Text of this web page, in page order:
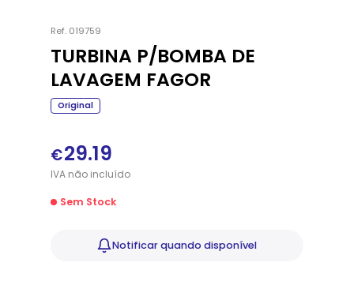
Ref. 019759
TURBINA P/BOMBA DE
LAVAGEM FAGOR
Original
€29.19
IVAnãoincluído
Sem Stock
Notificarquando disponível